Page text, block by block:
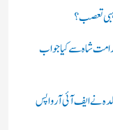
تعصب؟
امت شاہ سے کیا جواب
نے ایف آئی آر واپس